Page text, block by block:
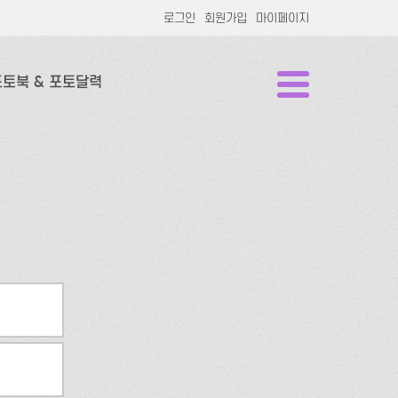
로그인 회원가입 마이페이지
북 & 포토달력